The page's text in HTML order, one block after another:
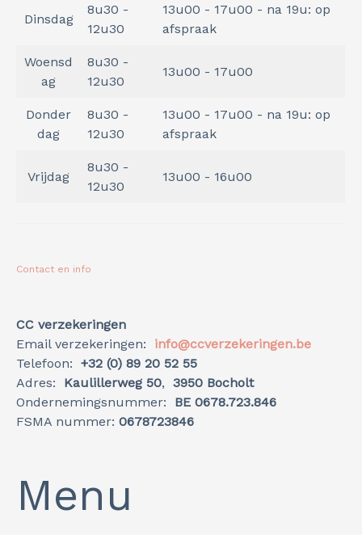
Dinsdag
8u30 -
12u30
13u00 - 17u00 - na 19u: op
afspraak
Woensd
ag
8u30 -
12u30
13u00 - 17u00
Donder
dag
8u30 -
12u30
13u00 - 17u00 - na 19u: op
afspraak
Vrijdag
8u30 -
12u30
13u00 - 16u00
Contact en info
CC verzekeringen
Email verzekeringen:
info@ccverzekeringen.be
Telefoon: +32 (0) 89 20 52 55
Adres:
Kaulillerweg 50, 3950 Bocholt
Ondernemingsnummer:
BE 0678.723.846
FSMA nummer: 0678723846
Menu